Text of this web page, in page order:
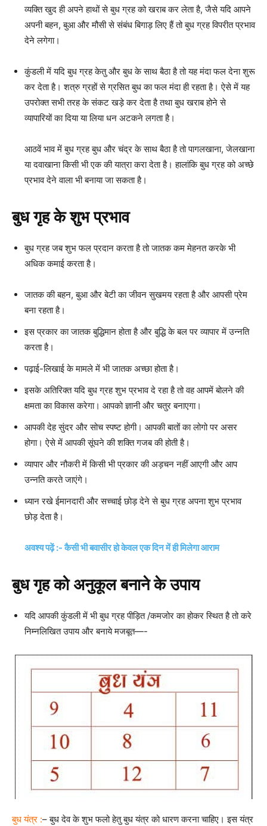
व्यक्ति खुद ही अपने हाथों से बुध ग्रह को खराब कर लेता है, जैसे यदि आपने
अपनी बहन, बुआ और मौसी से संबंध बिगाड़ लिए हैं तो बुध ग्रह विपरीत प्रभाव
देने लगेगा।
कुंडली में यदि बुध ग्रह केतु और बुध के साथ बैठा है तो यह मंदा फल देना शुरू
कर देता है। शत्रु ग्रहों से ग्रसित बुध का फल मंदा ही रहता है। ऐसे में यह
उपरोक्त सभी तरह के संकट खड़े कर देता है तथा बुध खराब होने से
व्यापारियों का दिया या लिया धन अटकने लगता है।
आठवें भाव में बुध ग्रह बुध और चंद्र के साथ बैठा है तो पागलखाना, जेलखाना
या दवाखाना किसी भी एक की यात्रा करा देता है। हालांकि बुध ग्रह को अच्‍छे
प्रभाव देने वाला भी बनाया जा सकता है।
बुध गृह के शुभ प्रभाव
बुध ग्रह जब शुभ फल प्रदान करता है तो जातक कम मेहनत करके भी
अधि‍क कमाई करता है।
जातक की बहन, बुआ और बेटी का जीवन सुखमय रहता है और आपसी प्रेम
बना रहता है।
इस प्रकार का जातक बुद्ध‍िमान होता है और बुद्धि‍ के बल पर व्यापार में उन्नति
करता है।
पढ़ाई-लिखाई के मामले में भी जातक अच्छा होता है।
इसके अतिरिक्त यदि बुध ग्रह शुभ प्रभाव दे रहा है तो वह आपमें बोलने की
क्षमता का विकास करेगा। आपको ज्ञानी और चतुर बनाएगा।
आपकी देह सुंदर और सोच स्पष्ट होगी। आपकी बातों का लोगो पर असर
होगा। ऐसे में आपकी सूंघने की शक्ति गजब की होती है।
व्यापार और नौकरी में किसी भी प्रकार की अड़चन नहीं आएगी और आप
उन्नति करते जाएंगे।
ध्यान रखे ईमानदारी और सच्चाई छोड़ देने से बुध ग्रह अपना शुभ प्रभाव
छोड़ देता है।
अवश्य पढ़ें :- कैसी भी बवासीर हो केवल एक दिन में ही मिलेगा आराम
बुध गृह को अनुकूल बनाने के उपाय
यदि आपकी कुंडली में भी बुध ग्रह पीड़ित /कमजोर का होकर स्थित है तो करे
निम्नलिखित उपाय और बनाये मजबूत—-
बुध यंत्र :– बुध देव के शुभ फलो हेतु बुध यंत्र को धारण करना चाहिए। इस यंत्र